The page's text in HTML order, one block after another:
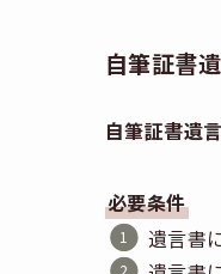
自筆証書
自筆証書遺言
必要条件
遺言書